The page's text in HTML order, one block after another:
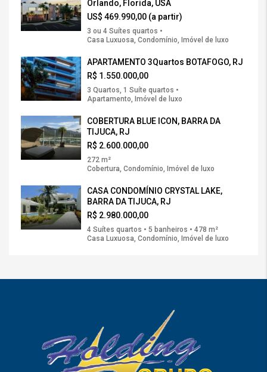
Orlando, Florida, USA
US$ 469.990,00 (a partir)
3 ou 4 Suítes quartos •
Casa Luxuosa, Condomínio, Imóvel de luxo
APARTAMENTO 3Quartos BOTAFOGO, RJ
R$ 1.550.000,00
3 Quartos, 1 Suíte quartos •
Apartamento, Imóvel de luxo
COBERTURA BLUE ICON, BARRA DA
TIJUCA, RJ
R$ 2.600.000,00
272 m²
Cobertura, Condomínio, Imóvel de luxo
CASA CONDOMÍNIO CRYSTAL LAKE,
BARRA DA TIJUCA, RJ
R$ 2.980.000,00
4 Suítes quartos • 5 banheiros • 478 m²
Casa Luxuosa, Condomínio, Imóvel de luxo